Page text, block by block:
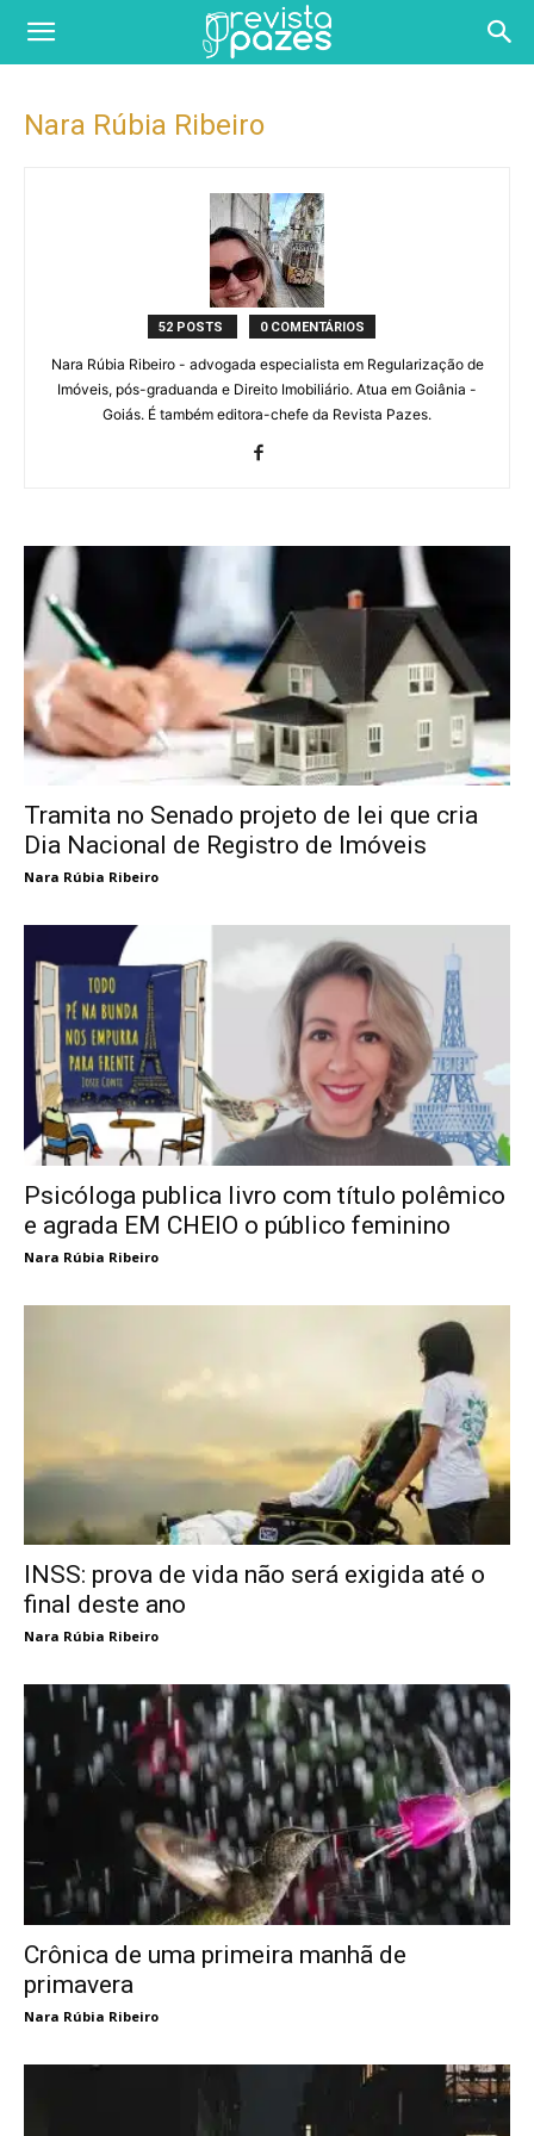
Nara Rúbia Ribeiro
52 POSTS 0 COMENTÁRIOS
Nara Rúbia Ribeiro - advogada especialista em Regularização de
Imóveis, pós-graduanda e Direito Imobiliário. Atua em Goiânia -
Goiás. É também editora-chefe da Revista Pazes.
Tramita no Senado projeto de lei que cria
Dia Nacional de Registro de Imóveis
Nara Rúbia Ribeiro
Psicóloga publica livro com título polêmico
e agrada EM CHEIO o público feminino
Nara Rúbia Ribeiro
INSS: prova de vida não será exigida até o
final deste ano
Nara Rúbia Ribeiro
Crônica de uma primeira manhã de
primavera
Nara Rúbia Ribeiro